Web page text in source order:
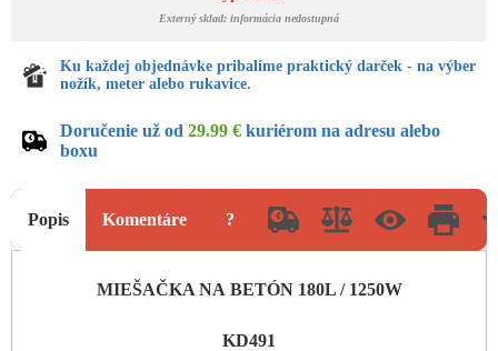
Externý sklad: informácia nedostupná
Ku každej objednávke pribalíme praktický darček - na výber
nožík, meter alebo rukavice.
Doručenie už od 29.99 € kuriérom na adresu alebo
boxu
Popis Komentáre ?
MIEŠAČKA NA BETÓN 180L / 1250W
KD491